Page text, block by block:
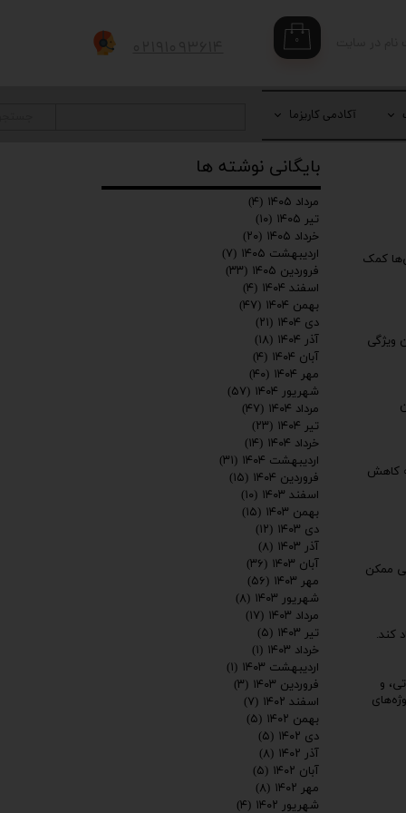
۰
واژه
آکادمی کاریزما
کمک
ویژگی
کاهش
ممکن
کند.
و
بایگانی نوشته ها
مرداد ۱۴۰۵
(۴)
تیر ۱۴۰۵
(۱۰)
خرداد ۱۴۰۵
(۲۰)
اردیبهشت ۱۴۰۵
(۷)
فروردین ۱۴۰۵
(۳۳)
اسفند ۱۴۰۴
(۴)
بهمن ۱۴۰۴
(۴۷)
دی ۱۴۰۴
(۲۱)
آذر ۱۴۰۴
(۱۸)
آبان ۱۴۰۴
(۴)
مهر ۱۴۰۴
(۴۰)
شهریور ۱۴۰۴
(۵۷)
مرداد ۱۴۰۴
(۴۷)
تیر ۱۴۰۴
(۲۳)
خرداد ۱۴۰۴
(۱۴)
اردیبهشت ۱۴۰۴
(۳۱)
فروردین ۱۴۰۴
(۱۵)
اسفند ۱۴۰۳
(۱۰)
بهمن ۱۴۰۳
(۱۵)
دی ۱۴۰۳
(۱۲)
آذر ۱۴۰۳
(۸)
آبان ۱۴۰۳
(۳۶)
مهر ۱۴۰۳
(۵۶)
شهریور ۱۴۰۳
(۸)
مرداد ۱۴۰۳
(۱۷)
تیر ۱۴۰۳
(۵)
خرداد ۱۴۰۳
(۱)
اردیبهشت ۱۴۰۳
(۱)
فروردین ۱۴۰۳
(۳)
اسفند ۱۴۰۲
(۷)
بهمن ۱۴۰۲
(۵)
دی ۱۴۰۲
(۵)
آذر ۱۴۰۲
(۸)
آبان ۱۴۰۲
(۵)
مهر ۱۴۰۲
(۸)
شهریور ۱۴۰۲
(۴)